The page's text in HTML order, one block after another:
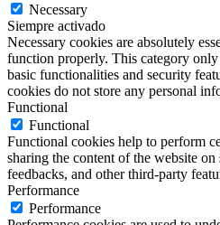
Necessary
Siempre activado
Necessary cookies are absolutely
function properly. This category
basic functionalities and security
cookies do not store any personal
Functional
Functional
Functional cookies help to perform
sharing the content of the website
feedbacks, and other third-party
Performance
Performance